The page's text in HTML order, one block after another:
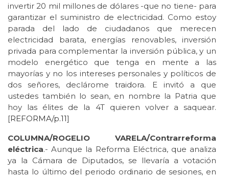
invertir 20 mil millones de dólares -que no tiene- para
garantizar el suministro de electricidad. Como estoy
parada del lado de ciudadanos que merecen
electricidad barata, energías renovables, inversión
privada para complementar la inversión pública, y un
modelo energético que tenga en mente a las
mayorías y no los intereses personales y políticos de
dos señores, declárome traidora. E invitó a que
ustedes también lo sean, en nombre la Patria que
hoy las élites de la 4T quieren volver a saquear.
[REFORMA/p.11]
COLUMNA/ROGELIO VARELA/Contrarreforma
eléctrica.- Aunque la Reforma Eléctrica, que analiza
ya la Cámara de Diputados, se llevaría a votación
hasta lo último del periodo ordinario de sesiones, en